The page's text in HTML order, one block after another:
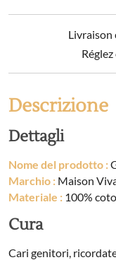
Livraison
Descrizione
Dettagli
Nome del prodotto :
Marchio : Maison
Materiale : 100%
Cura
Cari genitori,